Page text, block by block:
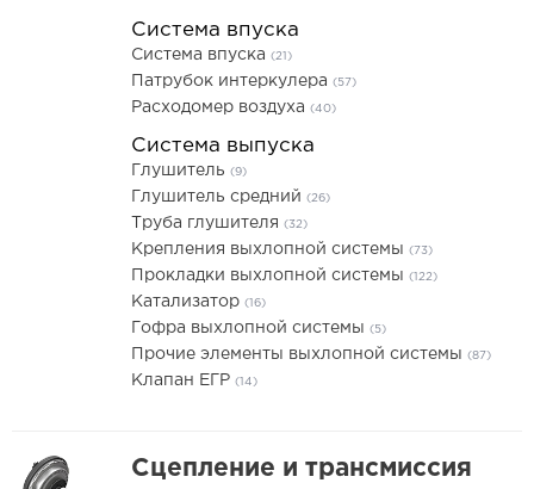
Система впуска
Система впуска (21)
Патрубок интеркулера (57)
Расходомер воздуха (40)
Система выпуска
Глушитель (9)
Глушитель средний (26)
Труба глушителя (32)
Крепления выхлопной системы (73)
Прокладки выхлопной системы (122)
Катализатор (16)
Гофра выхлопной системы (5)
Прочие элементы выхлопной системы (87)
Клапан ЕГР (14)
Сцепление и трансмиссия